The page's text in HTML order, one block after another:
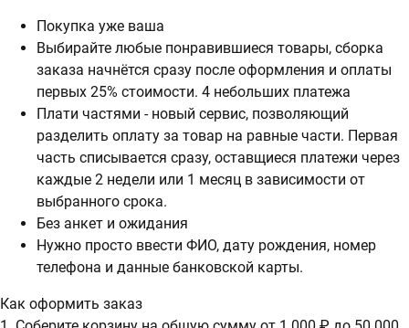
Покупка уже ваша
Выбирайте любые понравившиеся товары, сборка
заказа начнётся сразу после оформления и оплаты
первых 25% стоимости. 4 небольших платежа
Плати частями - новый сервис, позволяющий
разделить оплату за товар на равные части. Первая
часть списывается сразу, оставщиеся платежи через
каждые 2 недели или 1 месяц в зависимости от
выбранного срока.
Без анкет и ожидания
Нужно просто ввести ФИО, дату рождения, номер
телефона и данные банковской карты.
Как оформить заказ